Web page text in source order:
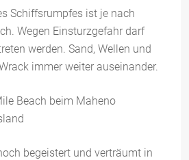
Schiffsrumpfes ist je nach
Wegen Einsturzgefahr darf
werden. Sand, Wellen und
immer weiter auseinander.
begeistert und verträumt in